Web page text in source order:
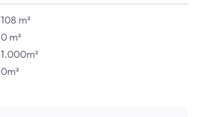
108 m²
0 m²
1.000m²
0m²